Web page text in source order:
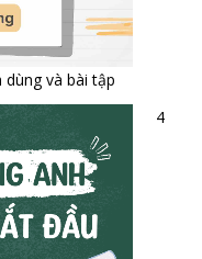
dùng và bài tập
4